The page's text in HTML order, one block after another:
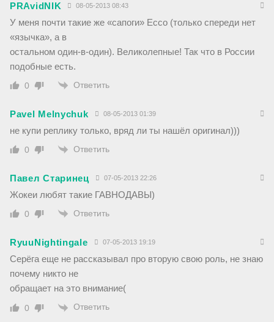
PRAvidNIK 08-05-2013 08:43
У меня почти такие же «сапоги» Ecco (только спереди нет
«язычка», а в
остальном один-в-один). Великолепные! Так что в России
подобные есть.
0 Ответить
Pavel Melnychuk 08-05-2013 01:39
не купи реплику только, вряд ли ты нашёл оригинал)))
0 Ответить
Павел Старинец 07-05-2013 22:26
Жокеи любят такие ГАВНОДАВЫ)
0 Ответить
RyuuNightingale 07-05-2013 19:19
Серёга еще не рассказывал про вторую свою роль, не знаю
почему никто не
обращает на это внимание(
0 Ответить